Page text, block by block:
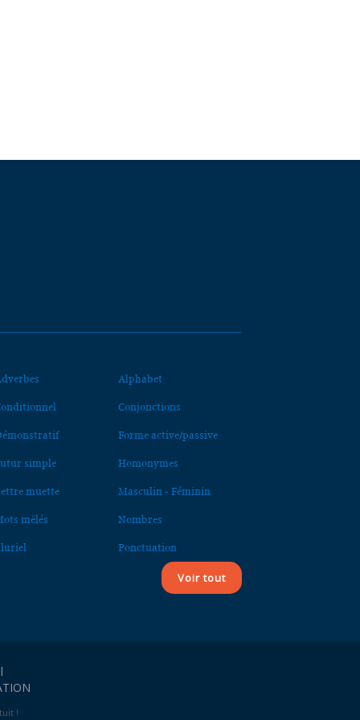
Alphabet
Conjonctions
Forme active/passive
simple Homonymes
muette Masculin - Féminin
mêlés Nombres
Ponctuation
Voir tout
!